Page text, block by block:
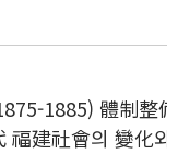
1885) 體制整
福建社會의 變化